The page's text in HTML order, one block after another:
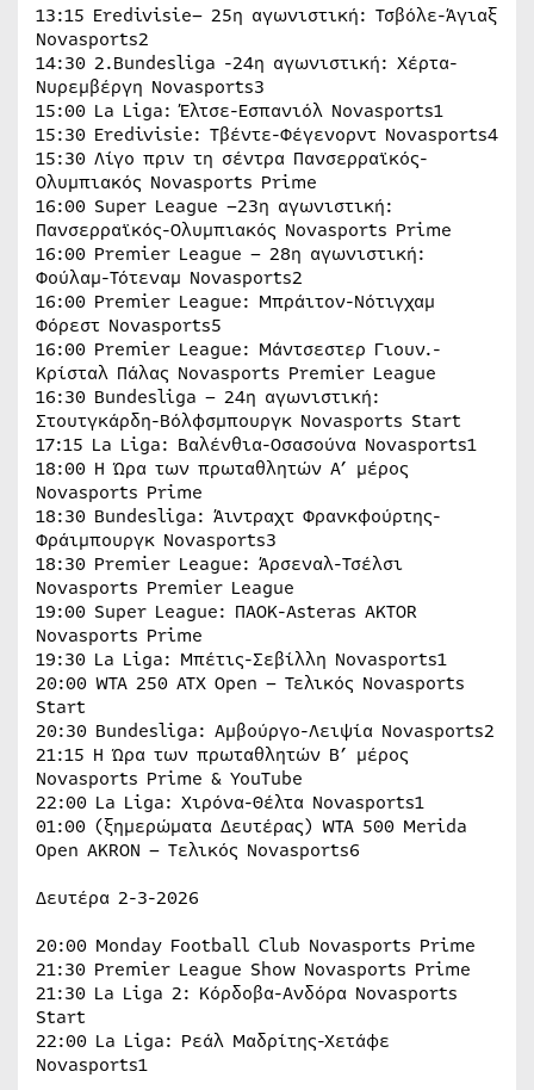
13:15 Eredivisie– 25η αγωνιστική: Τσβόλε-Άγιαξ
Novasports2
14:30 2.Bundesliga -24η αγωνιστική: Χέρτα-
Νυρεμβέργη Novasports3
15:00 La Liga: Έλτσε-Εσπανιόλ Novasports1
15:30 Eredivisie: Τβέντε-Φέγενορντ Novasports4
15:30 Λίγο πριν τη σέντρα Πανσερραϊκός-
Ολυμπιακός Novasports Prime
16:00 Super League –23η αγωνιστική:
Πανσερραϊκός-Ολυμπιακός Novasports Prime
16:00 Premier League – 28η αγωνιστική:
Φούλαμ-Τότεναμ Novasports2
16:00 Premier League: Μπράιτον-Νότιγχαμ
Φόρεστ Novasports5
16:00 Premier League: Μάντσεστερ Γιουν.-
Κρίσταλ Πάλας Novasports Premier League
16:30 Bundesliga – 24η αγωνιστική:
Στουτγκάρδη-Βόλφσμπουργκ Novasports Start
17:15 La Liga: Βαλένθια-Οσασούνα Novasports1
18:00 Η Ώρα των πρωταθλητών Α’ μέρος
Novasports Prime
18:30 Bundesliga: Άιντραχτ Φρανκφούρτης-
Φράιμπουργκ Novasports3
18:30 Premier League: Άρσεναλ-Τσέλσι
Novasports Premier League
19:00 Super League: ΠΑΟΚ-Asteras AKTOR
Novasports Prime
19:30 La Liga: Μπέτις-Σεβίλλη Novasports1
20:00 WTA 250 ATX Open – Τελικός Novasports
Start
20:30 Bundesliga: Αμβούργο-Λειψία Novasports2
21:15 Η Ώρα των πρωταθλητών B’ μέρος
Novasports Prime & YouTube
22:00 La Liga: Χιρόνα-Θέλτα Novasports1
01:00 (ξημερώματα Δευτέρας) WTA 500 Merida
Open AKRON – Tελικός Novasports6
Δευτέρα 2-3-2026
20:00 Monday Football Club Novasports Prime
21:30 Premier League Show Novasports Prime
21:30 La Liga 2: Κόρδοβα-Ανδόρα Novasports
Start
22:00 La Liga: Ρεάλ Μαδρίτης-Χετάφε
Novasports1